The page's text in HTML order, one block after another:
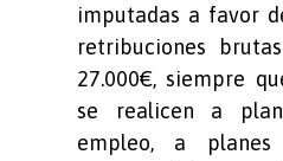
imputadas a favor
retribuciones
27.000€, siempre
se realicen a
empleo, a